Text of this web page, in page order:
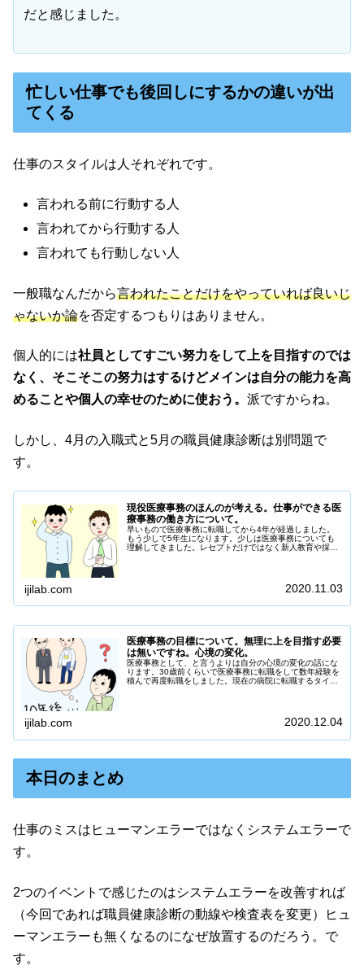
だと感じました。
忙しい仕事でも後回しにするかの違いが出
てくる
仕事のスタイルは人それぞれです。
言われる前に行動する人
言われてから行動する人
言われても行動しない人
一般職なんだから言われたことだけをやっていれば良いじ
ゃないか論を否定するつもりはありません。
個人的には社員としてすごい努力をして上を目指すのでは
なく、そこそこの努力はするけどメインは自分の能力を高
めることや個人の幸せのために使おう。 派ですからね。
しかし、4月の入職式と5月の職員健康診断は別問題で
す。
現役医療事務のほんのが考える。仕事ができる医
療事務の働き方について。
早いもので医療事務に転職してから4年が経過しました。
もう少しで5年生になります。少しは医療事務についても
理解してきました。レセプトだけではなく新人教育や採用
ijilab.com 2020.11.03
医療事務の目標について。無理に上を目指す必要
は無いですね。心境の変化。
医療事務として、と言うよりは自分の心境の変化の話にな
ります。30歳前くらいで医療事務に転職をして数年経験を
積んで再度転職をしました。現在の病院に転職するタイミ
ijilab.com 2020.12.04
本日のまとめ
仕事のミスはヒューマンエラーではなくシステムエラーで
す。
2つのイベントで感じたのはシステムエラーを改善すれば
（今回であれば職員健康診断の動線や検査表を変更）ヒュ
ーマンエラーも無くなるのになぜ放置するのだろう。で
す。